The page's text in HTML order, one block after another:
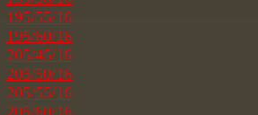
195/55/16
195/60/16
205/45/16
205/50/16
205/55/16
205/60/16